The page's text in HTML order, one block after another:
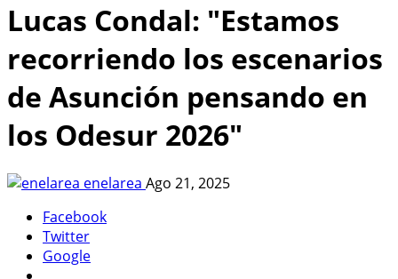
Lucas Condal: "Estamos
recorriendo los escenarios
de Asunción pensando en
los Odesur 2026"
enelarea Ago 21, 2025
Facebook
Twitter
Google